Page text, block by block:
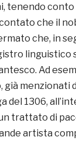
tenendo
che il
che, in
linguistico
Ad
già
del 1306,
trattato di
artista